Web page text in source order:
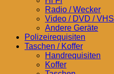
Radio / Wecker
Video / DVD / VHS
Andere Geräte
Polizeirequisiten
Taschen / Koffer
Handrequisiten
Koffer